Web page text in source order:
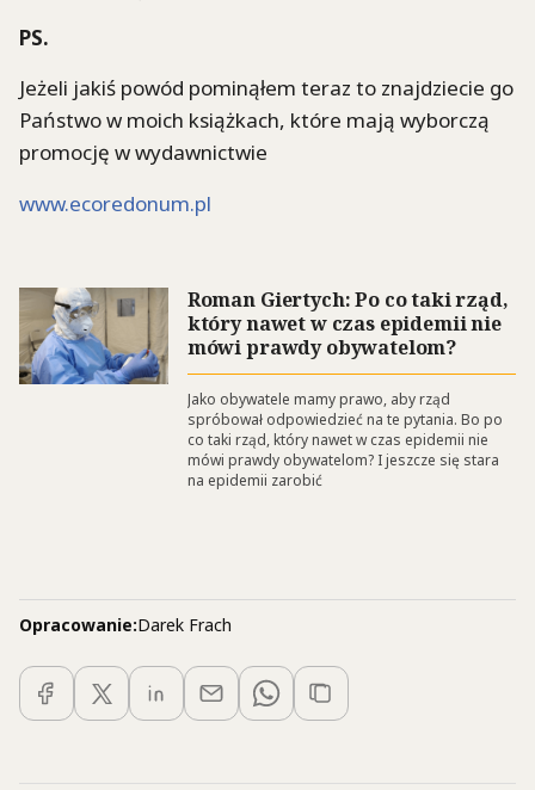
PS.
Jeżeli jakiś powód pominąłem teraz to znajdziecie go
Państwo w moich książkach, które mają wyborczą
promocję w wydawnictwie
www.ecoredonum.pl
Roman Giertych: Po co taki rząd,
który nawet w czas epidemii nie
mówi prawdy obywatelom?
Jako obywatele mamy prawo, aby rząd
spróbował odpowiedzieć na te pytania. Bo po
co taki rząd, który nawet w czas epidemii nie
mówi prawdy obywatelom? I jeszcze się stara
na epidemii zarobić
Opracowanie:Darek Frach